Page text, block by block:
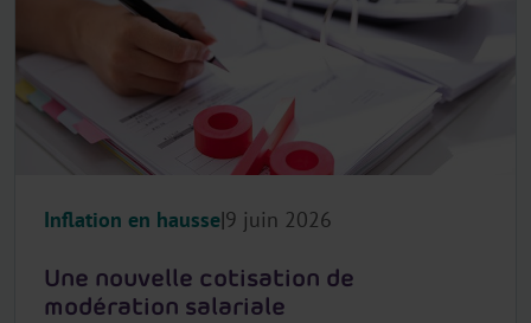
Inflation en hausse 9 juin 2026
Une nouvelle cotisation de
modération salariale